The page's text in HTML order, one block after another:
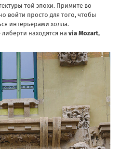
той эпохи. Примите во
войти просто для того, чтобы
интерьерами холла.
находятся на via Mozart,